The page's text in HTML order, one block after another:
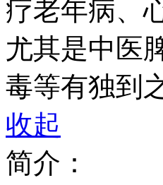
疗老年病、
尤其是中医
毒等有独到
收起
简介：